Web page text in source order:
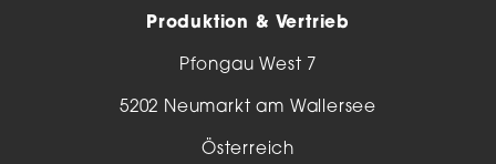
Produktion & Vertrieb
Pfongau West 7
5202 Neumarkt am Wallersee
Österreich